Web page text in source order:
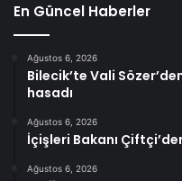
En Güncel Haberler
Ağustos 6, 2026
Bilecik’te Vali
hasadı
Ağustos 6, 2026
İçişleri Bakanı
Ağustos 6, 2026